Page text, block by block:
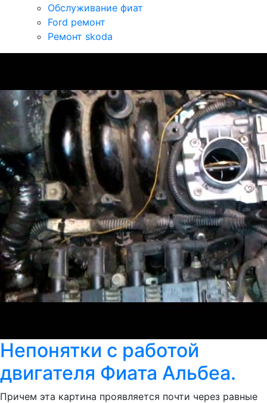
Обслуживание фиат
Ford ремонт
Ремонт skoda
Непонятки с работой
двигателя Фиата Альбеа.
Причем эта картина проявляется почти через равные